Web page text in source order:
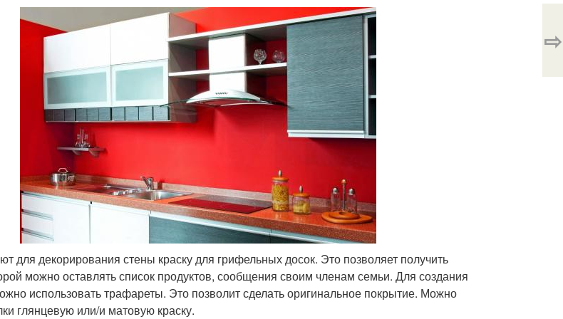
для декорирования стены краску для грифельных досок. Это позволяет получить
можно оставлять список продуктов, сообщения своим членам семьи. Для создания
использовать трафареты. Это позволит сделать оригинальное покрытие. Можно
глянцевую или/и матовую краску.
⇨